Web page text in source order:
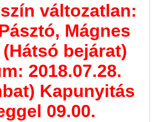
változatlan:
Mágnes
bejárat)
2018.07.28.
Kapunyitás
09.00.